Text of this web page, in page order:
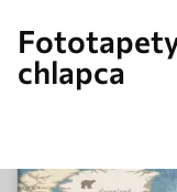
chlapca